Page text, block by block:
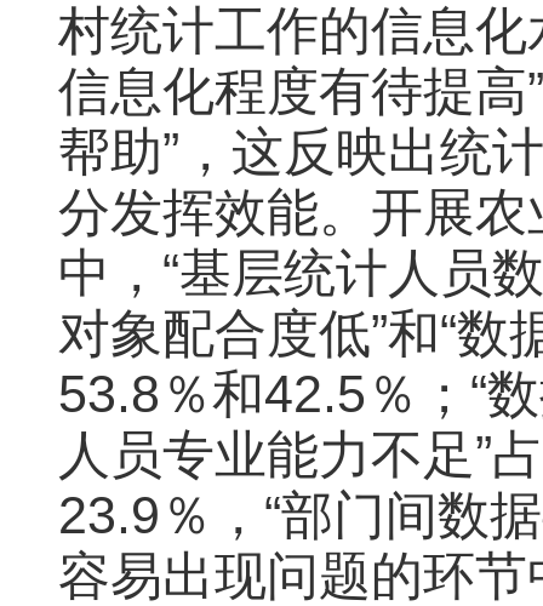
村统计工作的信息
信息化程度有待提高
帮助”，这反映出统
分发挥效能。开展
中，“基层统计人员
对象配合度低”和“
53.8％和42.5％；“
人员专业能力不足”
23.9％，“部门间数
容易出现问题的环节